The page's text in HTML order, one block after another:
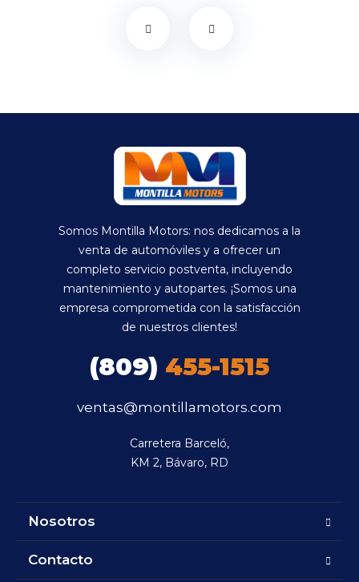
Somos Montilla Motors: nos dedicamos a la
venta de automóviles y a ofrecer un
completo servicio postventa, incluyendo
mantenimiento y autopartes. ¡Somos una
empresa comprometida con la satisfacción
de nuestros clientes!
(809) 455-1515
ventas@montillamotors.com
Carretera Barceló,
KM 2, Bávaro, RD
Nosotros
Contacto